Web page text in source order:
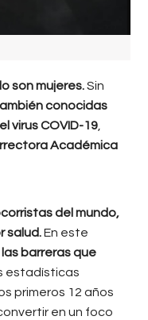
son mujeres.Sin
conocidas
virus COVID-19,
Académica
del mundo,
salud.En este
barreras que
estadísticas
primeros 12 años
en un foco